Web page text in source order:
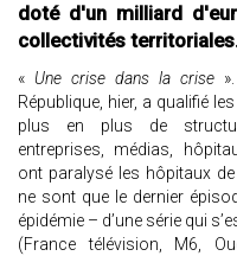
doté d'un milliard
collectivités
« Une crise dans la crise
République, hier, a qualifié
plus en plus de
entreprises, médias,
ont paralysé les hôpitaux
ne sont que le dernier
épidémie – d’une série qui
(France télévision, M6,